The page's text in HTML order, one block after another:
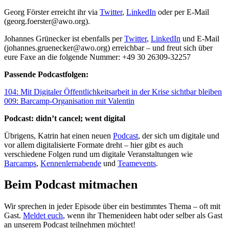
Georg Förster erreicht ihr via Twitter, LinkedIn oder per E-Mail
(georg.foerster@awo.org).
Johannes Grünecker ist ebenfalls perTwitter, LinkedIn und E-Mail
(johannes.gruenecker@awo.org) erreichbar – und freut sich über
eure Faxe an die folgende Nummer: +49 30 26309-32257
Passende Podcastfolgen:
104: Mit Digitaler Öffentlichkeitsarbeit in der Krise sichtbar bleiben
009: Barcamp-Organisation mit Valentin
Podcast: didn’t cancel; went digital
Übrigens, Katrin hat einen neuen Podcast, der sich um digitale und
vor allem digitalisierte Formate dreht – hier gibt es auch
verschiedene Folgen rund um digitale Veranstaltungen wie
Barcamps, Kennenlernabende und Teamevents.
Beim Podcast mitmachen
Wir sprechen in jeder Episode über ein bestimmtes Thema – oft mit
Gast. Meldet euch, wenn ihr Themenideen habt oder selber als Gast
an unserem Podcast teilnehmen möchtet!